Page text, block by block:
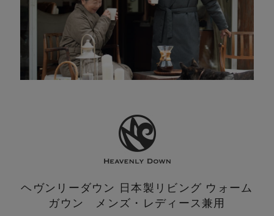
ヘヴンリーダウン 日本製 リビング ウォーム
ガウン メンズ・レディース兼用